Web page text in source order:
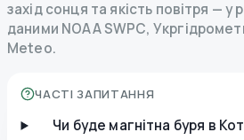
захід сонця та якість повітря — у
даними NOAA SWPC,
Meteo.
ЧАСТІ ЗАПИТАННЯ
Чи буде магнітна буря в